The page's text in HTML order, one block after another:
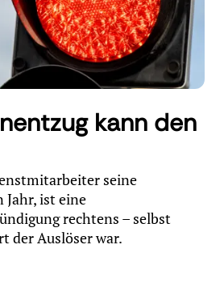
kann den
seine
ist eine
rechtens – selbst
der Auslöser war.